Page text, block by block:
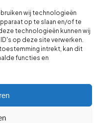
wij technologieën
op te slaan en/of te
technologieën kunnen wij
op deze site verwerken.
intrekt, kan dit
functies en